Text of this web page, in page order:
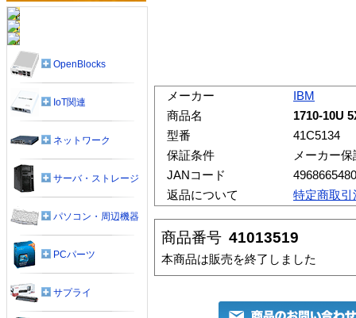
メーカー
IBM
商品名
1710-10U
型番
41C5134
保証条件
メーカー保
JANコード
返品について
特定商取
商品番号 41013519
本商品は販売を終了しました
OpenBlocks
IoT関連
ネットワーク
サーバ・ストレージ
パソコン・周辺機器
PCパーツ
サプライ